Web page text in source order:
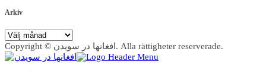
Arkiv
Arkiv
Copyright © افغانها در سویدن. Alla rättigheter reserverade.